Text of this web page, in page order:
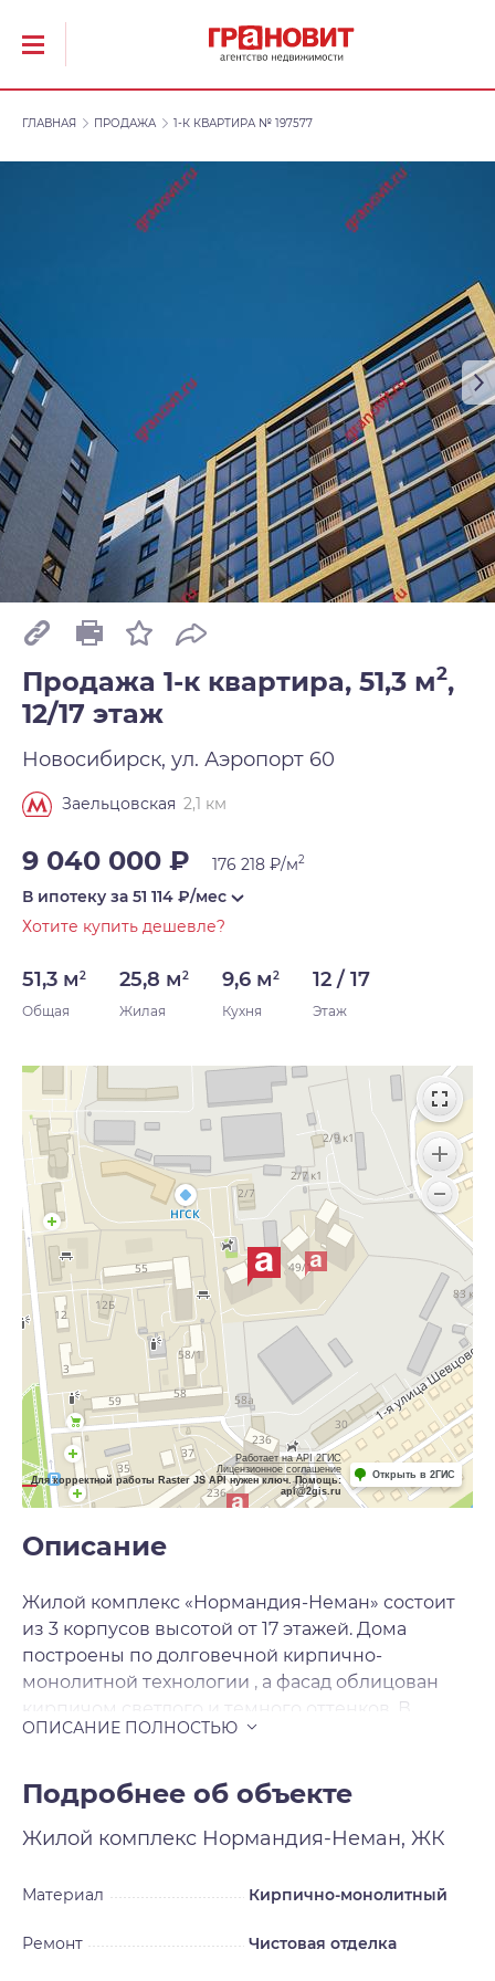
ГЛАВНАЯ ПРОДАЖА 1-К КВАРТИРА № 197577
Продажа 1-к квартира, 51,3 м2,
12/17 этаж
Новосибирск, ул. Аэропорт 60
Заельцовская 2,1 км
9 040 000 ₽ 176 218 ₽/м2
В ипотеку за 51 114 ₽/мес
Хотите купить дешевле?
51,3 м2
Общая
25,8 м2
Жилая
9,6 м2
Кухня
12 / 17
Этаж
Работает на API 2ГИС
Лицензионное соглашение
Для корректной работы Raster JS API нужен ключ. Помощь:
api@2gis.ru
Открыть в 2ГИС
Описание
Жилой комплекс «Нормандия-Неман» состоит
из 3 корпусов высотой от 17 этажей. Дома
построены по долговечной кирпично-
монолитной технологии , а фасад облицован
кирпичом светлого и темного оттенков. В
корпусах выполнена дизайнерская отделка
лифты. В комплексе «Нормандия-Неман»
предложено множество планировочных
решений. Квартиры сдаются подчистовой
последних этажах находятся хайфлэты с 5-
а на первых этажах - квартиры с террасами .
Подробнее об объекте
Жилой комплекс Нормандия-Неман, ЖК
Материал Кирпично-монолитный
Ремонт Чистовая отделка